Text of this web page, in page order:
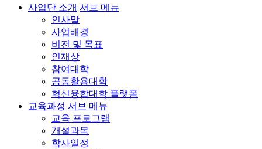
사업단 소개 서브 메뉴
인사말
사업배경
비전 및 목표
인재상
참여대학
공동활용대학
혁신융합대학 플랫폼
교육과정 서브 메뉴
교육 프로그램
개설과목
학사일정